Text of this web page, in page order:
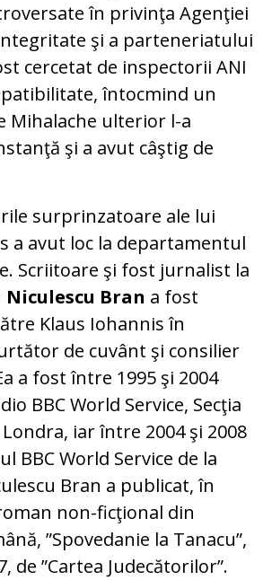
în privinţa Agenţiei
şi a parteneriatului
cercetat de inspectorii ANI
întocmind un
Mihalache ulterior l-a
şi a avut câştig de
surprinzatoare ale lui
a avut loc la departamentul
Scriitoare şi fost jurnalist la
Bran a fost
Klaus Iohannis în
de cuvânt şi consilier
a fost între 1995 şi 2004
BBC World Service, Secţia
iar între 2004 şi 2008
BBC World Service de la
Bran a publicat, în
non-ficţional din
”Spovedanie la Tanacu”,
de ”Cartea Judecătorilor”.